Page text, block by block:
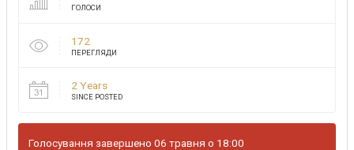
ГОЛОСИ
172
ПЕРЕГЛЯДИ
2 Years
SINCE POSTED
Голосування завершено 06 травня о 18:00